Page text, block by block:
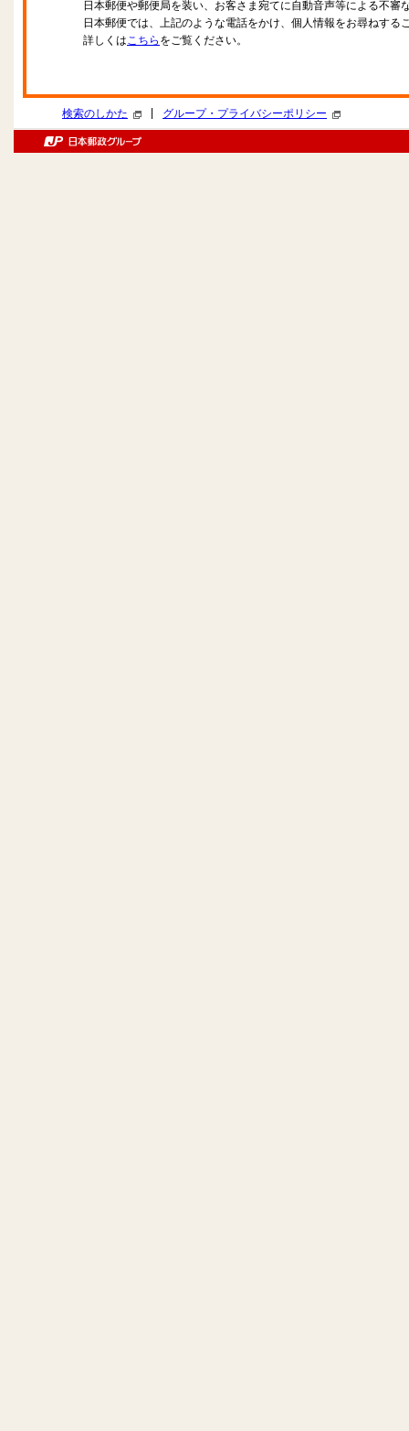
日本郵便や郵便局を装い、お客さま宛てに自動音声等による不審
日本郵便では、上記のような電話をかけ、個人情報をお尋ねする
詳しくはこちら をご覧ください。
検索のしかた グループ・プライバシーポリシー